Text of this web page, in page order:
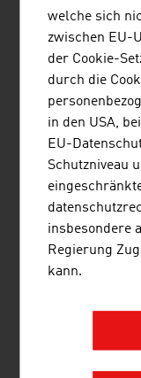
Zukunftsthema
listen
downloads
No. 158,
listen
links
LINKS
welche sich
zwischen EU-
der Cookie-
durch die
in den USA,
EU-
Schutzniveau
insbesondere
Regierung
kann.